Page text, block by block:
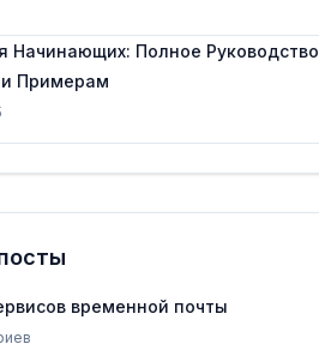
Начинающих: Полное
и Примерам
временной почты